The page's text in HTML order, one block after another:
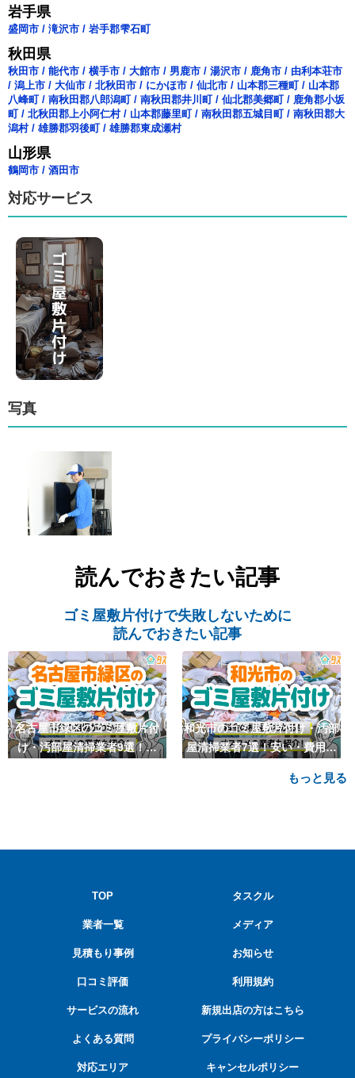
岩手県
盛岡市 / 滝沢市 / 岩手郡雫石町
秋田県
秋田市 / 能代市 / 横手市 / 大館市 / 男鹿市 / 湯沢市 / 鹿角市 / 由利本荘市
/ 潟上市 / 大仙市 / 北秋田市 / にかほ市 / 仙北市 / 山本郡三種町/ 山本郡
八峰町/ 南秋田郡八郎潟町/ 南秋田郡井川町/ 仙北郡美郷町/ 鹿角郡小坂
町/ 北秋田郡上小阿仁村/ 山本郡藤里町/ 南秋田郡五城目町/ 南秋田郡大
潟村/ 雄勝郡羽後町/ 雄勝郡東成瀬村
山形県
鶴岡市 / 酒田市
対応サービス
写真
読んでおきたい記事
ゴミ屋敷片付けで失敗しないために
読んでおきたい記事
名古屋市緑区のゴミ屋敷片付
け・汚部屋清掃業者9選！安
和光市のゴミ屋敷片付け・汚部
屋清掃業者7選！安い・費用相
もっと見る
TOP
業者一覧
見積もり事例
口コミ評価
サービスの流れ
よくある質問
対応エリア
タスクル
メディア
お知らせ
利用規約
新規出店の方はこちら
プライバシーポリシー
キャンセルポリシー